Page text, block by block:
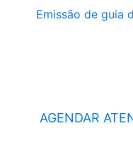
Emissão de guia
AGENDAR